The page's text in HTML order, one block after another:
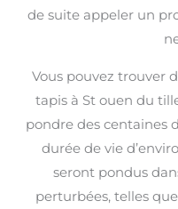
de suite appeler un
Vous pouvez trouver
tapis à St ouen du
pondre des centaines
durée de vie
seront pondus
perturbées, telles